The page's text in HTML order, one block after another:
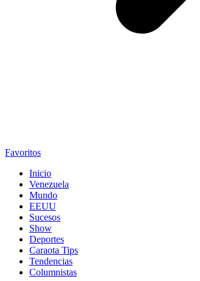
Favoritos
Inicio
Venezuela
Mundo
EEUU
Sucesos
Show
Deportes
Caraota Tips
Tendencias
Columnistas